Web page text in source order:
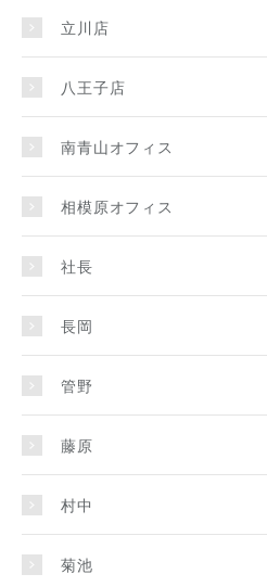
立川店
八王子店
南青山オフィス
相模原オフィス
社長
長岡
管野
藤原
村中
菊池